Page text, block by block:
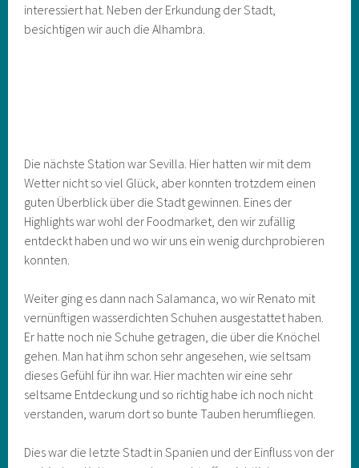
interessiert hat. Neben der Erkundung der Stadt,
besichtigen wir auch die Alhambra.
Die nächste Station war Sevilla. Hier hatten wir mit dem
Wetter nicht so viel Glück, aber konnten trotzdem einen
guten Überblick über die Stadt gewinnen. Eines der
Highlights war wohl der Foodmarket, den wir zufällig
entdeckt haben und wo wir uns ein wenig durchprobieren
konnten.
Weiter ging es dann nach Salamanca, wo wir Renato mit
vernünftigen wasserdichten Schuhen ausgestattet haben.
Er hatte noch nie Schuhe getragen, die über die Knöchel
gehen. Man hat ihm schon sehr angesehen, wie seltsam
dieses Gefühl für ihn war. Hier machten wir eine sehr
seltsame Entdeckung und so richtig habe ich noch nicht
verstanden, warum dort so bunte Tauben herumfliegen.
Dies war die letzte Stadt in Spanien und der Einfluss von der